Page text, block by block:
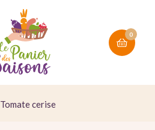
0
Tomate cerise